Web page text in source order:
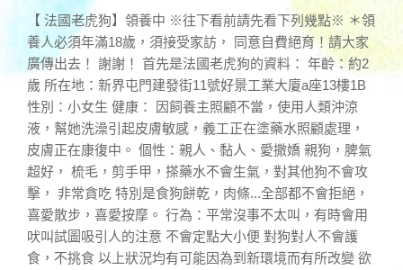
【 法國老虎狗】領養中 ※往下看前請先看下列幾點※ ＊領
養人必須年滿18歲，須接受家訪， 同意自費絕育！請大家
廣傳出去！ 謝謝！ 首先是法國老虎狗的資料： 年齡：約2
歲 所在地：新界屯門建發街11號好景工業大廈a座13樓1B
性別：小女生 健康： 因飼養主照顧不當，使用人類沖涼
液，幫她洗澡引起皮膚敏感，義工正在塗藥水照顧處理，
皮膚正在康復中。 個性：親人、黏人、愛撒嬌 親狗，脾氣
超好， 梳毛，剪手甲，搽藥水不會生氣，對其他狗不會攻
擊， 非常貪吃 特別是食狗餅乾，肉條...全部都不會拒絕，
喜愛散步，喜愛按摩。 行為：平常沒事不太叫，有時會用
吠叫試圖吸引人的注意 不會定點大小便 對狗對人不會護
食，不挑食 以上狀況均有可能因為到新環境而有所改變 欲